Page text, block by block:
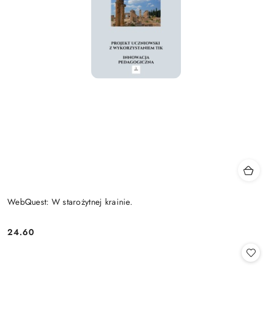
WebQuest: W starożytnej krainie.
Cena:
24.60